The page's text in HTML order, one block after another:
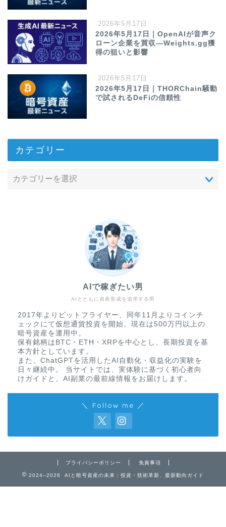
2026年5月17日
2026年5月17日｜OpenAIが音声ク
ローン企業を買収—Weights.gg獲
得の狙いと影響
2026年5月17日
2026年5月17日｜THORChain騒動
で試されるDeFiの信頼性
カテゴリー
AIとともに資産形成を追求する男
AIで稼ぎたい男
2017年よりビットフライヤー、同年11月よりコインチ
ェックにて仮想通貨投資を開始。現在は500万円以上の
暗号資産を運用中。
保有銘柄はBTC・ETH・XRPを中心とし、長期投資を基
本方針としています。
また、ChatGPTを活用したAI自動化・収益化の実験を
日々継続中。 当サイトでは、実体験に基づく初心者向
けガイドと、AI副業の最前線情報をお届けします。
＼ Follow me ／
プライバシーポリシー 免責事項
2024–2026 AIと暗号資産の未来：投資・技術革新、最新動向ガイド
免責事項